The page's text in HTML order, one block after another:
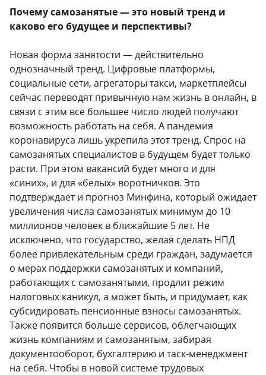
Почему самозанятые — это новый тренд и
каково его будущее и перспективы?
Новая форма занятости — действительно
однозначный тренд. Цифровые платформы,
социальные сети, агрегаторы такси, маркетплейсы
сейчас переводят привычную нам жизнь в онлайн, в
связи с этим все большее число людей получают
возможность работать на себя. А пандемия
коронавируса лишь укрепила этот тренд. Спрос на
самозанятых специалистов в будущем будет только
расти. При этом вакансий будет много и для
«синих», и для «белых» воротничков. Это
подтверждает и прогноз Минфина, который ожидает
увеличения числа самозанятых минимум до 10
миллионов человек в ближайшие 5 лет. Не
исключено, что государство, желая сделать НПД
более привлекательным среди граждан, задумается
о мерах поддержки самозанятых и компаний,
работающих с самозанятыми, продлит режим
налоговых каникул, а может быть, и придумает, как
субсидировать пенсионные взносы самозанятых.
Также появится больше сервисов, облегчающих
жизнь компаниям и самозанятым, забирая
документооборот, бухгалтерию и таск-менеджмент
на себя. Чтобы в новой системе трудовых